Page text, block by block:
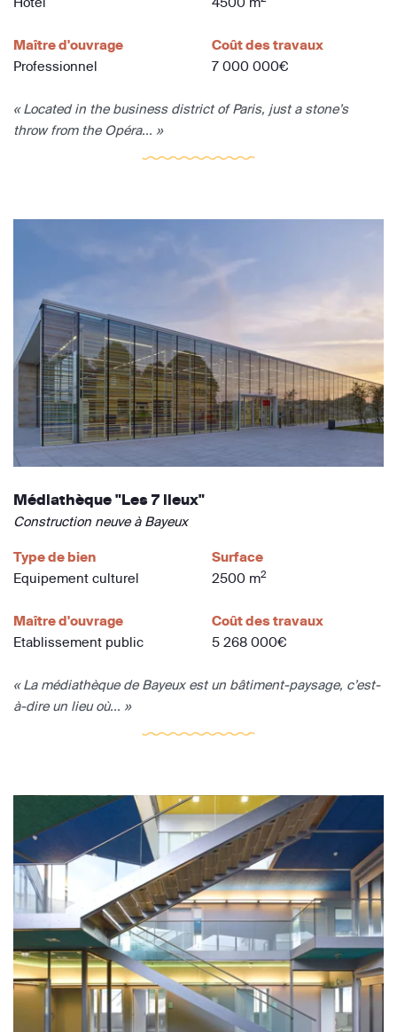
Maître d'ouvrage
Professionnel
Coût des travaux
7 000 000€
« Located in the business district of Paris, just a stone’s
throw from the Opéra... »
Médiathèque "Les 7 lieux"
Construction neuve à Bayeux
Type de bien
Equipement culturel
Surface
2500 m2
Maître d'ouvrage
Etablissement public
Coût des travaux
5 268 000€
« La médiathèque de Bayeux est un bâtiment-paysage, c’est-
à-dire un lieu où... »